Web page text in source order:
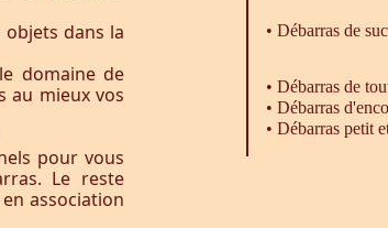
dans la
domaine de
au mieux vos
pour vous
Le reste
association
• Débarras de
• Débarras de
• Débarras
• Débarras petit